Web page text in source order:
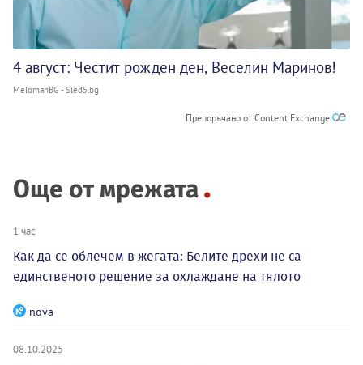
4 август: Честит рожден ден, Веселин Маринов!
MelomanBG - Sled5.bg
Препоръчано от Content Exchange
Още от мрежата
1 час
Как да се облечем в жегата: Белите дрехи не са
единственото решение за охлаждане на тялото
nova
08.10.2025